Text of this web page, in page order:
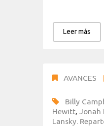
Leer más
AVANCES
Billy
Hewitt
Jonah
Lansky.